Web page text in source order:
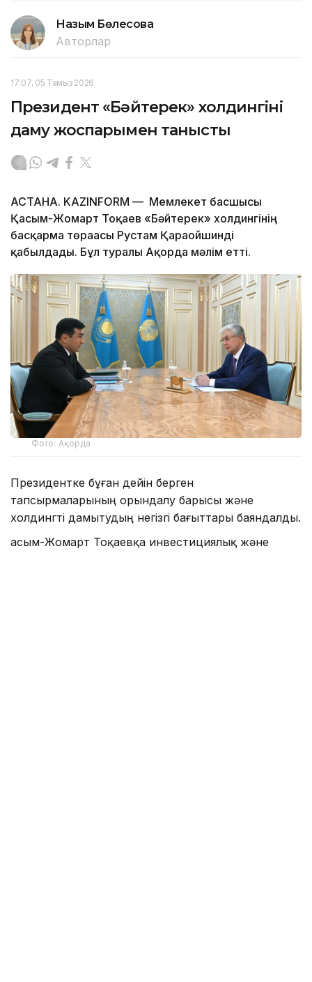
Назым Бөлесова
Авторлар
17:07, 05 Тамыз 2026
Президент «Бәйтерек» холдингінің
даму жоспарымен танысты
АСТАНА. KAZINFORM — Мемлекет басшысы
Қасым-Жомарт Тоқаев «Бәйтерек» холдингінің
басқарма төрағасы Рустам Қарағойшинді
қабылдады. Бұл туралы Ақорда мәлім етті.
Фото: Ақорда
Президентке бұған дейін берген
тапсырмаларының орындалу барысы және
холдингті дамытудың негізгі бағыттары баяндалды.
Қасым-Жомарт Тоқаевқа инвестициялық және